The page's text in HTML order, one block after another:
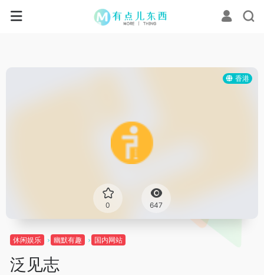
香港
0 647
休闲娱乐 幽默有趣 国内网站
泛见志